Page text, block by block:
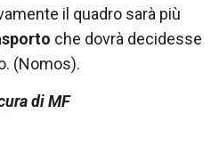
il quadro sarà più
che dovrà decidesse
(Nomos).
di MF